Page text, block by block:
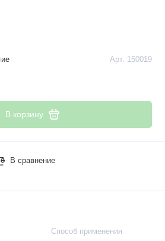
Арт. 150019
В корзину
В сравнение
Способ применения